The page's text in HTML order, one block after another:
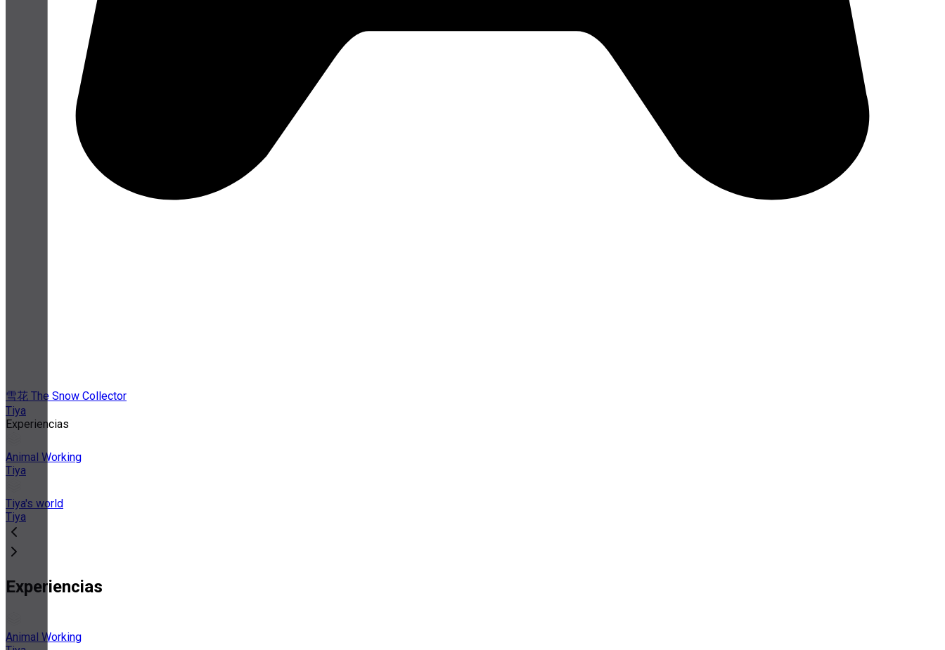
雪花 The Snow Collector
Tiya
Experiencias
Animal Working
Tiya
Tiya's world
Tiya
Experiencias
Animal Working